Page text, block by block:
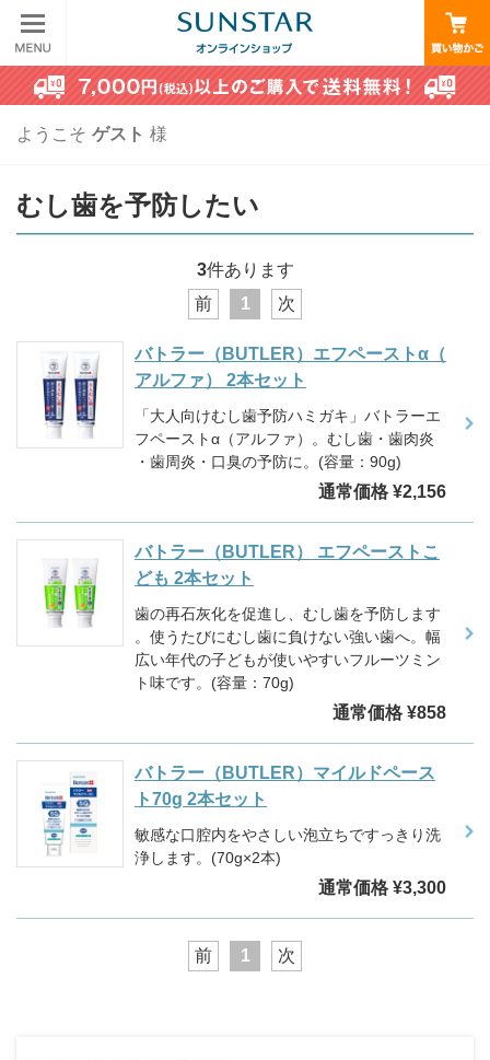
ようこそ ゲスト 様
むし歯を予防したい
3件あります
前
1 次
バトラー（BUTLER）エフペーストα（
アルファ） 2本セット
「大人向けむし歯予防ハミガキ」バトラーエ
フペーストα（アルファ）。むし歯・歯肉炎
・歯周炎・口臭の予防に。(容量：90g)
通常価格 ¥2,156
バトラー（BUTLER） エフペーストこ
ども 2本セット
歯の再石灰化を促進し、むし歯を予防します
。使うたびにむし歯に負けない強い歯へ。幅
広い年代の子どもが使いやすいフルーツミン
ト味です。(容量：70g)
通常価格 ¥858
バトラー（BUTLER）マイルドペース
ト70g 2本セット
敏感な口腔内をやさしい泡立ちですっきり洗
浄します。(70g×2本)
通常価格 ¥3,300
前 1 次